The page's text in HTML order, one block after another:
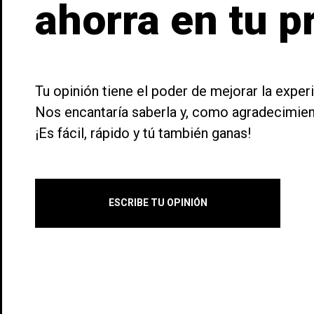
ahorra en tu
Tu opinión tiene el poder de mejorar la
Nos encantaría saberla y, como
¡Es fácil, rápido y tú también ganas!
ESCRIBE TU OPINIÓN